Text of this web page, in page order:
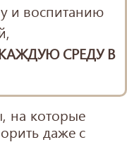
и воспитанию
СРЕДУ В
на которые
даже с